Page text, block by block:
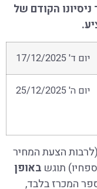
הקודם של
יום ד' 17/12/2025
יום ה' 25/12/2025
הצעת המחיר
תוגש באופן
המכרז בלבד,